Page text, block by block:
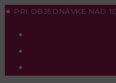
Skip
★ PRI OBJEDNÁVKE NAD